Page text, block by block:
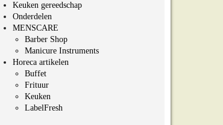
meerdere variaties. Deze optie kan gekozen
Keuken gereedschap
Onderdelen
MENSCARE
Barber Shop
Manicure Instruments
Horeca artikelen
Buffet
Frituur
Keuken
LabelFresh